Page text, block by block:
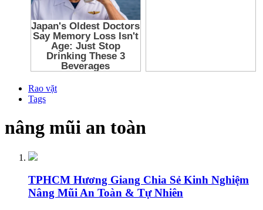
Rao vặt
Tags
nâng mũi an toàn
TPHCM Hương Giang Chia Sẻ Kinh Nghiệm
Nâng Mũi An Toàn & Tự Nhiên